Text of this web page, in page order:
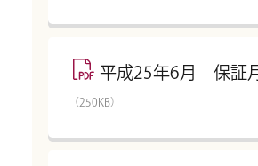
平成25年6月 保証
（250KB）